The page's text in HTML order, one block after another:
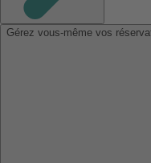
Gérez vous-même vos